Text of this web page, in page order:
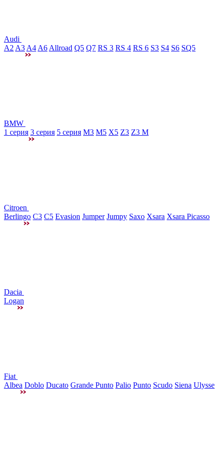
Audi
A2 A3 A4 A6 Allroad Q5 Q7 RS 3 RS 4 RS 6 S3 S4 S6 SQ5
BMW
1 серия 3 серия 5 серия M3 М5 X5 Z3 Z3 M
Citroen
Berlingo C3 C5 Evasion Jumper Jumpy Saxo Xsara Xsara Picasso
Dacia
Logan
Fiat
Albea Doblo Ducato Grande Punto Palio Punto Scudo Siena Ulysse